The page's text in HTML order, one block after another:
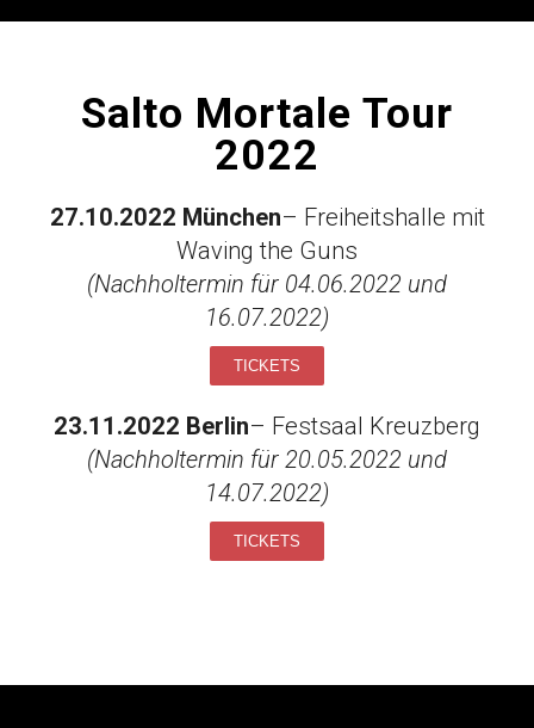
Salto Mortale Tour
2022
27.10.2022 München– Freiheitshalle mit
Waving the Guns
(Nachholtermin für 04.06.2022 und
16.07.2022)
TICKETS
23.11.2022 Berlin– Festsaal Kreuzberg
(Nachholtermin für 20.05.2022 und
14.07.2022)
TICKETS